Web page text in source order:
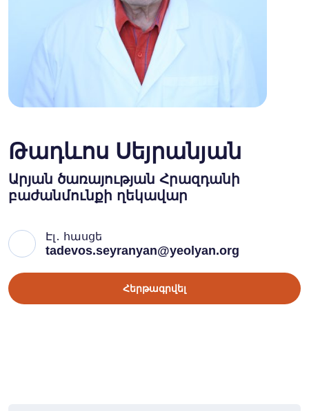
Թադևոս Սեյրանյան
Արյան ծառայության Հրազդանի
բաժանմունքի ղեկավար
Էլ․ հասցե
tadevos.seyranyan@yeolyan.org
Հերթագրվել